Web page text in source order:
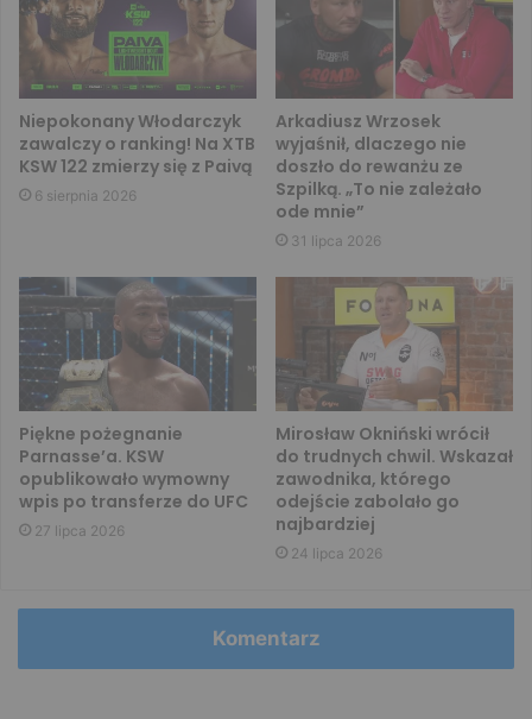
Niepokonany Włodarczyk
zawalczy o ranking! Na XTB
KSW 122 zmierzy się z Paivą
6 sierpnia 2026
Arkadiusz Wrzosek
wyjaśnił, dlaczego nie
doszło do rewanżu ze
Szpilką. „To nie zależało
ode mnie”
31 lipca 2026
Piękne pożegnanie
Parnasse’a. KSW
opublikowało wymowny
wpis po transferze do UFC
27 lipca 2026
Mirosław Okniński wrócił
do trudnych chwil. Wskazał
zawodnika, którego
odejście zabolało go
najbardziej
24 lipca 2026
Komentarz